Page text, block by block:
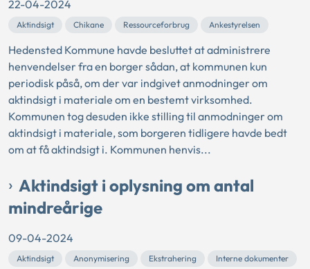
22-04-2024
Aktindsigt Chikane Ressourceforbrug Ankestyrelsen
Hedensted Kommune havde besluttet at administrere
henvendelser fra en borger sådan, at kommunen kun
periodisk påså, om der var indgivet anmodninger om
aktindsigt i materiale om en bestemt virksomhed.
Kommunen tog desuden ikke stilling til anmodninger om
aktindsigt i materiale, som borgeren tidligere havde bedt
om at få aktindsigt i. Kommunen henvis...
Aktindsigt i oplysning om antal
mindreårige
09-04-2024
Aktindsigt Anonymisering Ekstrahering
Interne dokumenter